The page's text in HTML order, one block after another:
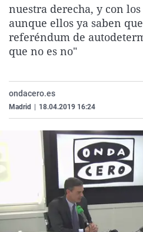
nuestra derecha, y con
aunque ellos ya saben
referéndum de
que no es no"
ondacero.es
Madrid 18.04.2019 16:24